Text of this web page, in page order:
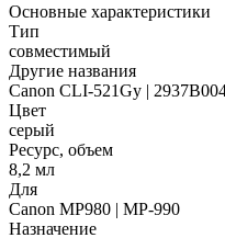
Основные характеристики
Тип
совместимый
Другие названия
Canon CLI-521Gy |
Цвет
серый
Ресурс, объем
8,2 мл
Для
Canon MP980 | MP-990
Назначение